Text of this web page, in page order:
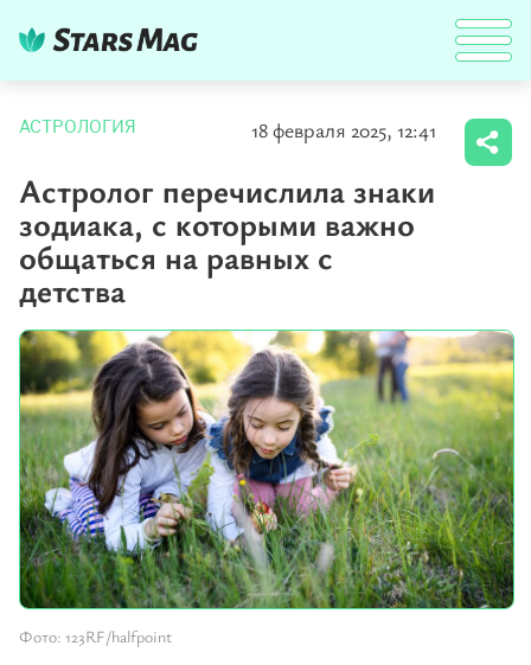
АСТРОЛОГИЯ 18 февраля 2025, 12:41
Астролог перечислила знаки
зодиака, с которыми важно
общаться на равных с
детства
Фото: 123RF/halfpoint